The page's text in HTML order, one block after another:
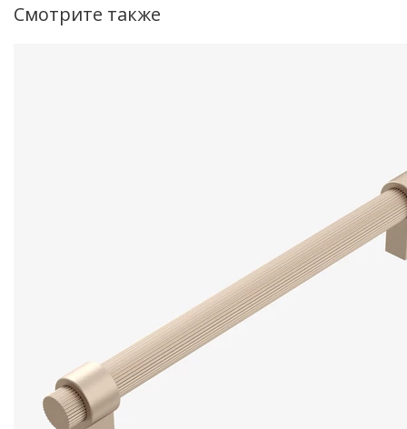
Смотрите также